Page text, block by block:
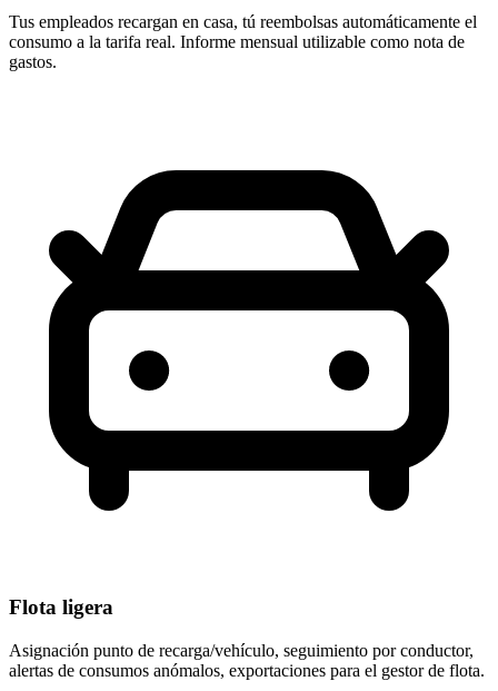
Tus empleados recargan en casa, tú reembolsas automáticamente el
consumo a la tarifa real. Informe mensual utilizable como nota de
gastos.
Flota ligera
Asignación punto de recarga/vehículo, seguimiento por conductor,
alertas de consumos anómalos, exportaciones para el gestor de flota.